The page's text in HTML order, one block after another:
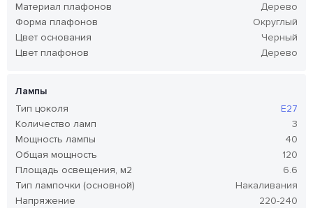
Материал плафонов
Дерево
Форма плафонов
Округлый
Цвет основания
Черный
Цвет плафонов
Дерево
Лампы
Тип цоколя
E27
Количество ламп
3
Мощность лампы
40
Общая мощность
120
Площадь освещения, м2
6.6
Тип лампочки (основной)
Накаливания
Напряжение
220-240